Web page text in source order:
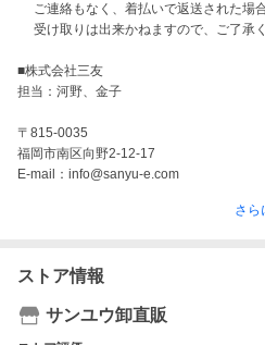
ご連絡もなく、着払いで返送された場合
■株式会社三友
担当：河野、金子
〒815-0035
福岡市南区向野2-12-17
E-mail：info@sanyu-e.com
さら
ストア情報
サンユウ卸直販